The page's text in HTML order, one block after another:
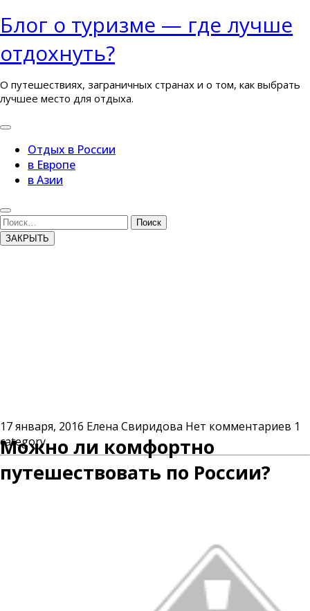
Перейти
к
содержимому
Блог о туризме — где лучше
отдохнуть?
О путешествиях, заграничных странах и о том, как выбрать
лучшее место для отдыха.
Кнопка
Отдых в России
в Европе
в Азии
Кнопка
Закрыть
Поиск
ЗАКРЫТЬ
Можно ли комфортно
путешествовать по России?
17 января, 2016 Елена Свиридова Нет комментариев 1
category